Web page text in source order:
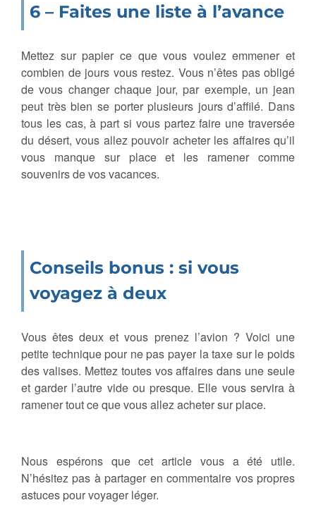
6 – Faites une liste à l’avance
Mettez sur papier ce que vous voulez emmener et
combien de jours vous restez. Vous n’êtes pas obligé
de vous changer chaque jour, par exemple, un jean
peut très bien se porter plusieurs jours d’affilé. Dans
tous les cas, à part si vous partez faire une traversée
du désert, vous allez pouvoir acheter les affaires qu’il
vous manque sur place et les ramener comme
souvenirs de vos vacances.
Conseils bonus : si vous
voyagez à deux
Vous êtes deux et vous prenez l’avion ? Voici une
petite technique pour ne pas payer la taxe sur le poids
des valises. Mettez toutes vos affaires dans une seule
et garder l’autre vide ou presque. Elle vous servira à
ramener tout ce que vous allez acheter sur place.
Nous espérons que cet article vous a été utile.
N’hésitez pas à partager en commentaire vos propres
astuces pour voyager léger.